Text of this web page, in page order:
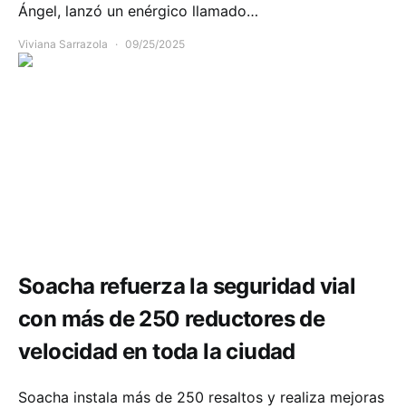
Ángel, lanzó un enérgico llamado…
Viviana Sarrazola 09/25/2025
Soacha refuerza la seguridad vial
con más de 250 reductores de
velocidad en toda la ciudad
Soacha instala más de 250 resaltos y realiza mejoras